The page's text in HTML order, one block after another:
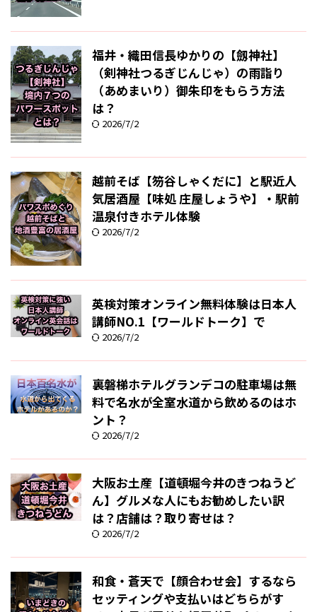
福井・織田信長ゆかりの【劔神社】
（剣神社つるぎじんじゃ）の雨詣り
（あめまいり）御朱印をもらう方法
は？
2026/7/2
越前そば【笏谷しゃくだに】と駅近人
気居酒屋【味処 庄屋しょうや】・駅前
温泉付きホテル体験
2026/7/2
英検対策オンライン無料体験は日本人
講師NO.1【ワールドトーク】で
2026/7/2
裏磐梯ホテルグランデコの駐車場は無
料で名水が全室水道から飲めるのはホ
ント？
2026/7/2
大阪お土産【道頓堀今井のきつねうど
ん】グルメな人にもお勧めしたい訳
は？店舗は？取り寄せは？
2026/7/2
和食・蒼天で【顔合わせ会】するなら
セッティングや支払いはどちらがす